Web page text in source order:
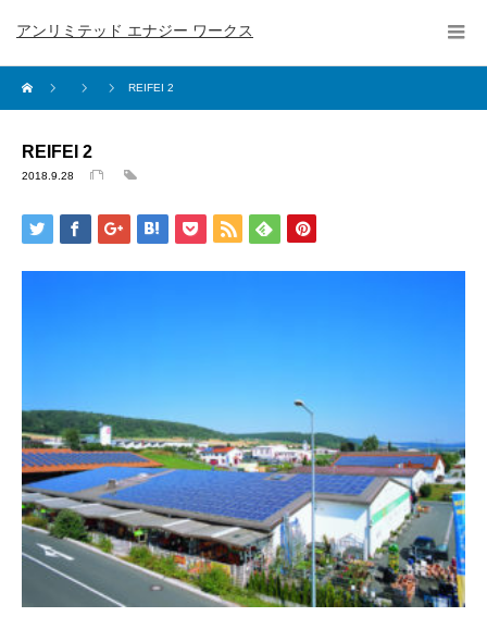
アンリミテッド エナジー ワークス
REIFEI 2
REIFEI 2
2018.9.28